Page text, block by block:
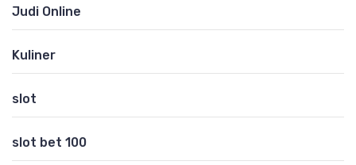
Judi Online
Kuliner
slot
slot bet 100